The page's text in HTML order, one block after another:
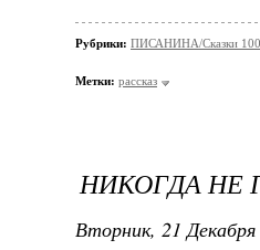
Рубрики: ПИСАНИНА/Сказки
Метки: рассказ
НИКОГДА НЕ
Вторник, 21